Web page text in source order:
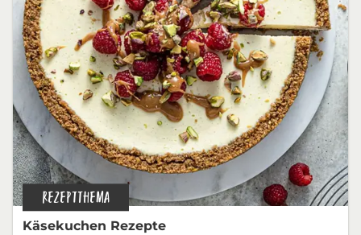
REZEPTTHEMA
Käsekuchen Rezepte